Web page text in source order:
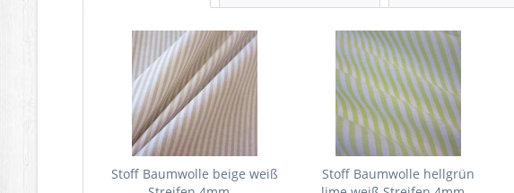
Stoff Baumwolle beige weiß
Stoff Baumwolle hellgrün